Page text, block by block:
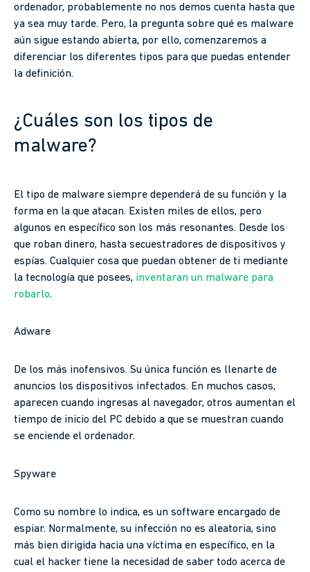
ordenador, probablemente no nos demos cuenta hasta que
ya sea muy tarde. Pero, la pregunta sobre qué es malware
aún sigue estando abierta, por ello, comenzaremos a
diferenciar los diferentes tipos para que puedas entender
la definición.
¿Cuáles son los tipos de
malware?
El tipo de malware siempre dependerá de su función y la
forma en la que atacan. Existen miles de ellos, pero
algunos en específico son los más resonantes. Desde los
que roban dinero, hasta secuestradores de dispositivos y
espías. Cualquier cosa que puedan obtener de ti mediante
la tecnología que posees, inventaran un malware para
robarlo.
Adware
De los más inofensivos. Su única función es llenarte de
anuncios los dispositivos infectados. En muchos casos,
aparecen cuando ingresas al navegador, otros aumentan el
tiempo de inicio del PC debido a que se muestran cuando
se enciende el ordenador.
Spyware
Como su nombre lo indica, es un software encargado de
espiar. Normalmente, su infección no es aleatoria, sino
más bien dirigida hacia una víctima en específico, en la
cual el hacker tiene la necesidad de saber todo acerca de